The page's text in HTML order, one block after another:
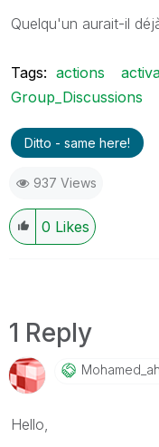
Quelqu'un aurait-il
Tags: actions
Group_Discussions
Ditto - same here!
937 Views
0 Likes
1 Reply
Hello,